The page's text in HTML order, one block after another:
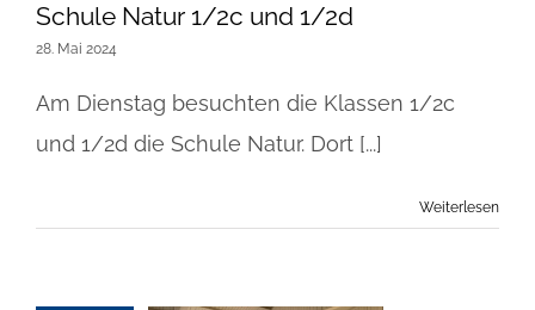
Schule Natur 1/2c und 1/2d
28. Mai 2024
Am Dienstag besuchten die Klassen 1/2c
und 1/2d die Schule Natur. Dort [...]
Weiterlesen